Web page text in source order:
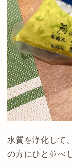
水質を浄化して
の方にひと並べ